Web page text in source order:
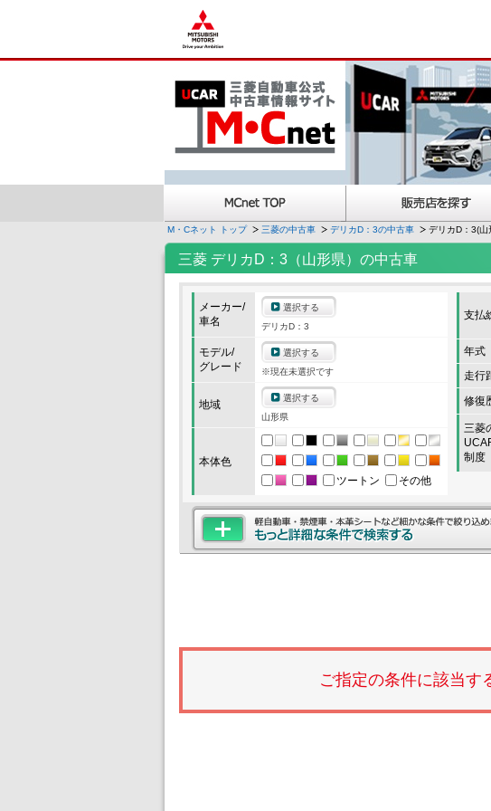
M・Cネット トップ 三菱の中古車 デリカD：3の中古車 デリカD：3(
三菱 デリカD：3（山形県）の中古車
メーカー/
車名
選択する
デリカD：3
モデル/
グレード
選択する
※現在未選択です
地域
選択する
山形県
本体色
ツートン
その他
支払
年式
走行
修復
三菱
制度
ご指定の条件に該当す